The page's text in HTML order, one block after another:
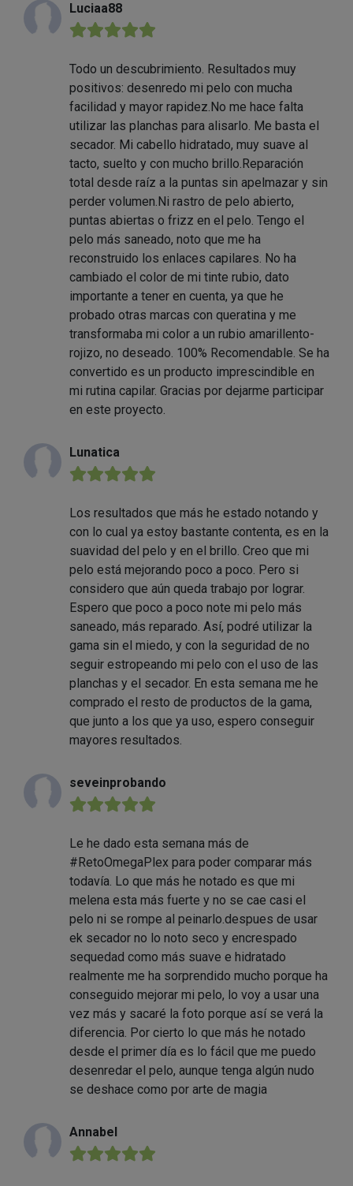
Luciaa88
★★★★★
Todo un descubrimiento. Resultados muy
positivos: desenredo mi pelo con mucha
facilidad y mayor rapidez.No me hace falta
utilizar las planchas para alisarlo. Me basta el
secador. Mi cabello hidratado, muy suave al
tacto, suelto y con mucho brillo.Reparación
total desde raíz a la puntas sin apelmazar y sin
perder volumen.Ni rastro de pelo abierto,
puntas abiertas o frizz en el pelo. Tengo el
pelo más saneado, noto que me ha
reconstruido los enlaces capilares. No ha
cambiado el color de mi tinte rubio, dato
importante a tener en cuenta, ya que he
probado otras marcas con queratina y me
transformaba mi color a un rubio amarillento-
rojizo, no deseado. 100% Recomendable. Se ha
convertido es un producto imprescindible en
mi rutina capilar. Gracias por dejarme participar
en este proyecto.
Lunatica
★★★★★
Los resultados que más he estado notando y
con lo cual ya estoy bastante contenta, es en la
suavidad del pelo y en el brillo. Creo que mi
pelo está mejorando poco a poco. Pero si
considero que aún queda trabajo por lograr.
Espero que poco a poco note mi pelo más
saneado, más reparado. Así, podré utilizar la
gama sin el miedo, y con la seguridad de no
seguir estropeando mi pelo con el uso de las
planchas y el secador. En esta semana me he
comprado el resto de productos de la gama,
que junto a los que ya uso, espero conseguir
mayores resultados.
seveinprobando
★★★★★
Le he dado esta semana más de
#RetoOmegaPlex para poder comparar más
todavía. Lo que más he notado es que mi
melena esta más fuerte y no se cae casi el
pelo ni se rompe al peinarlo.despues de usar
ek secador no lo noto seco y encrespado
sequedad como más suave e hidratado
realmente me ha sorprendido mucho porque ha
conseguido mejorar mi pelo, lo voy a usar una
vez más y sacaré la foto porque así se verá la
diferencia. Por cierto lo que más he notado
desde el primer día es lo fácil que me puedo
desenredar el pelo, aunque tenga algún nudo
se deshace como por arte de magia
Annabel
★★★★★